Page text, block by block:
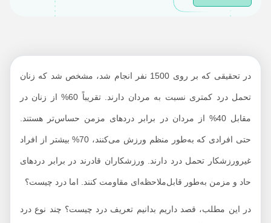
متخصص درد چگونه
تشخیص درد می دهد؟
روش‌ های درمان درد
چیست؟
در نهایت؛ درد یک
ناخوشایند
در تحقیقی که بر روی 1500 نفر انجام شد، مشخص شد که زنان
تحمل درد کمتری نسبت به مردان دارند. تقریباً 60% از زنان در
مقابل 40% از مردان در برابر دردهای مزمن حساس‌تر هستند.
حتی افرادی که به‌طور منظم ورزش می‌کنند، 70% بیشتر از افراد
غیرورزشکار تحمل درد دارند. ورزشکاران قادرند در برابر دردهای
حاد و مزمن به‌طور قابل‌ملاحظه‌ای مقاومت کنند. اما درد چیست؟
در این مطلب، قصد داریم بدانیم تعریف درد چیست؟ چند نوع درد